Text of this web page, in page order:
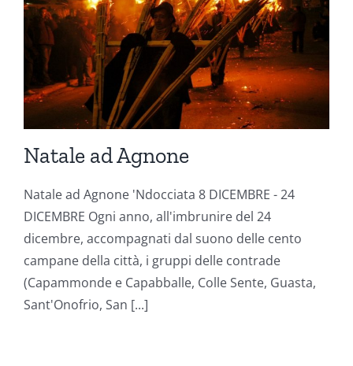
Natale ad Agnone
Natale ad Agnone 'Ndocciata 8 DICEMBRE - 24
DICEMBRE Ogni anno, all'imbrunire del 24
dicembre, accompagnati dal suono delle cento
campane della città, i gruppi delle contrade
(Capammonde e Capabballe, Colle Sente, Guasta,
Sant'Onofrio, San [...]